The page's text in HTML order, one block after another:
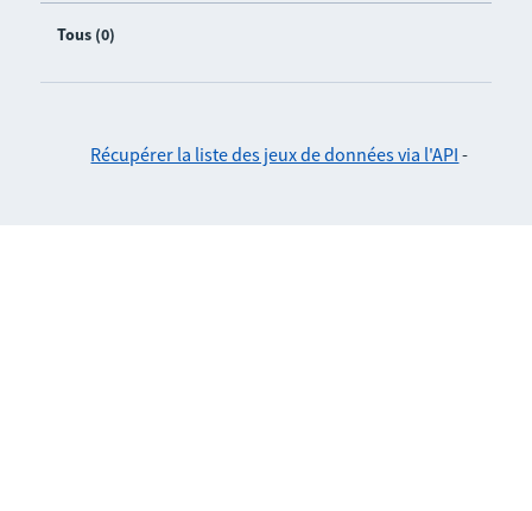
Tous (0)
Récupérer la liste des jeux de données via l'API -